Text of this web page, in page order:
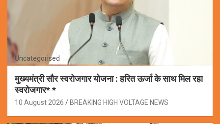
Uncategorised
मुख्यमंत्री सौर स्वरोजगार योजना : हरित ऊर्जा के साथ मिल रहा
स्वरोजगार* *
10 August 2026 BREAKING HIGH VOLTAGE NEWS